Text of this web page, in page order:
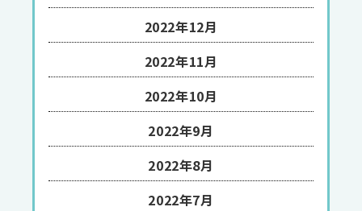
2022年12月
2022年11月
2022年10月
2022年9月
2022年8月
2022年7月